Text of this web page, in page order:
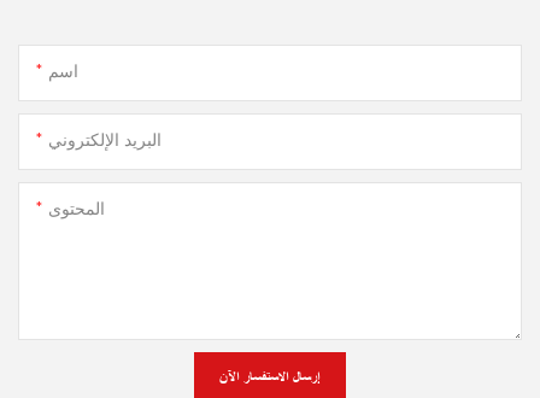
اسم
البريد الإلكتروني
المحتوى
إرسال الاستفسار الآن